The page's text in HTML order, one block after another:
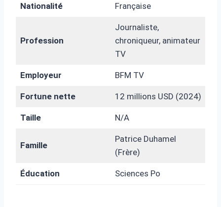
Nationalité Française
Profession
Journaliste,
chroniqueur, animateur
TV
Employeur BFM TV
Fortune nette 12 millions USD (2024)
Taille N/A
Famille
Patrice Duhamel
(Frère)
Éducation Sciences Po